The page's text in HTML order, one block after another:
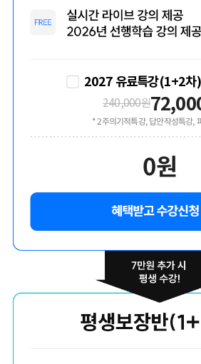
2027 유료특강(1+2차
240,000원
* 2주의기적특강, 답안작성특강,
0원